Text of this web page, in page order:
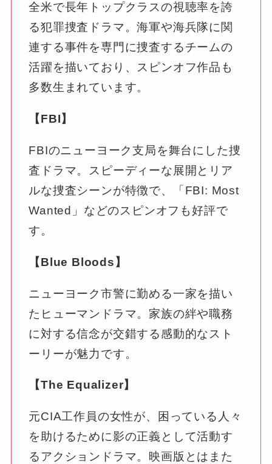
全米で長年トップクラスの視聴率を誇
る犯罪捜査ドラマ。海軍や海兵隊に関
連する事件を専門に捜査するチームの
活躍を描いており、スピンオフ作品も
多数生まれています。
【FBI】
FBIのニューヨーク支局を舞台にした捜
査ドラマ。スピーディーな展開とリア
ルな捜査シーンが特徴で、「FBI: Most
Wanted」などのスピンオフも好評で
す。
【Blue Bloods】
ニューヨーク市警に勤める一家を描い
たヒューマンドラマ。家族の絆や職務
に対する信念が交錯する感動的なスト
ーリーが魅力です。
【The Equalizer】
元CIA工作員の女性が、困っている人々
を助けるために影の正義として活動す
るアクションドラマ。映画版とはまた